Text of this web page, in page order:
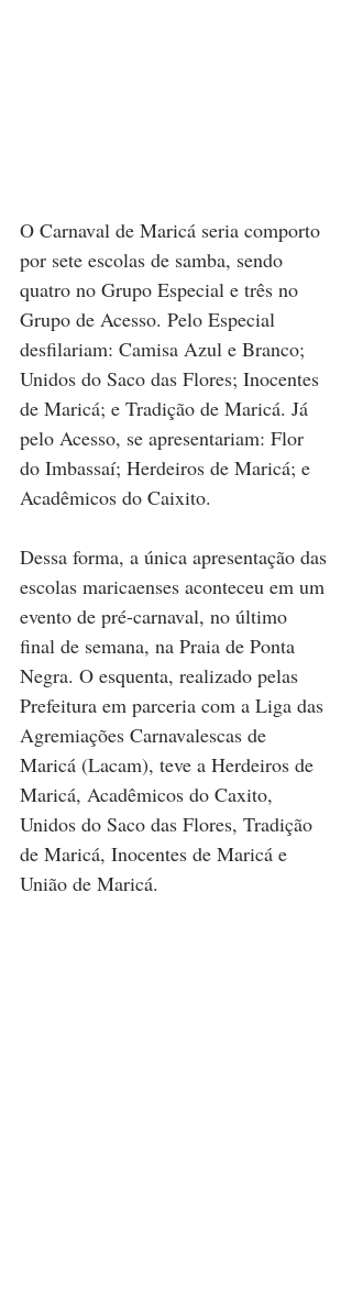
O Carnaval de Maricá seria comporto
por sete escolas de samba, sendo
quatro no Grupo Especial e três no
Grupo de Acesso. Pelo Especial
desfilariam: Camisa Azul e Branco;
Unidos do Saco das Flores; Inocentes
de Maricá; e Tradição de Maricá. Já
pelo Acesso, se apresentariam: Flor
do Imbassaí; Herdeiros de Maricá; e
Acadêmicos do Caixito.
Dessa forma, a única apresentação das
escolas maricaenses aconteceu em um
evento de pré-carnaval, no último
final de semana, na Praia de Ponta
Negra. O esquenta, realizado pelas
Prefeitura em parceria com a Liga das
Agremiações Carnavalescas de
Maricá (Lacam), teve a Herdeiros de
Maricá, Acadêmicos do Caxito,
Unidos do Saco das Flores, Tradição
de Maricá, Inocentes de Maricá e
União de Maricá.